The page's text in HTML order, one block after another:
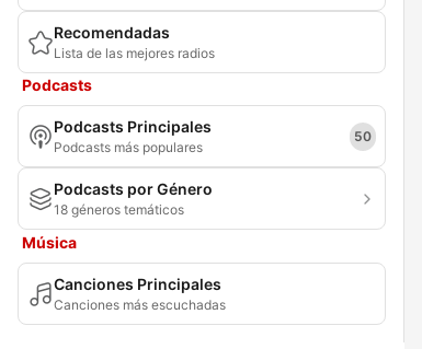
Recomendadas
Lista de las mejores radios
Podcasts
Podcasts Principales
Podcasts más populares
50
Podcasts por Género
18 géneros temáticos
Música
Canciones Principales
Canciones más escuchadas